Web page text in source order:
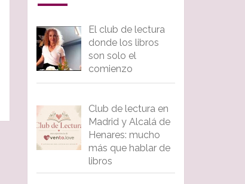
El club de lectura
donde los libros
son solo el
comienzo
Club de lectura en
Madrid y Alcalá de
Henares: mucho
más que hablar de
libros